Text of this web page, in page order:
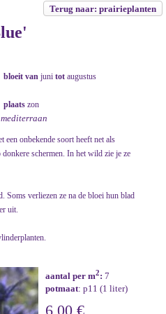
Terug naar: prairieplanten
bloeit van juni tot augustus
plaats zon
onbekende soort heeft net als
schermen. In het wild zie je ze
Soms verliezen ze na de bloei hun blad
uit.
aantal per m2: 7
potmaat: p11 (1 liter)
6,00 €